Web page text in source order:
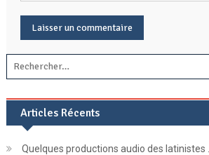
Articles Récents
Quelques productions audio des latinistes …